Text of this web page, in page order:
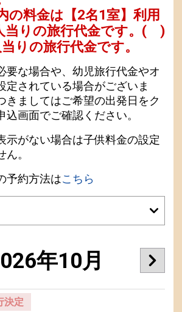
の料金は 【2名1室】利用
りの旅行代金です。 ( )
りの旅行代金です。
要な場合や、幼児旅行代金やオ
定されている場合がございま
きましてはご希望の出発日をク
込画面でご確認ください。
示がない場合は子供料金の設定
。
予約方法はこちら
年10月
決定